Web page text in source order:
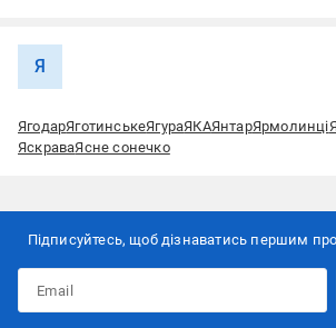
Я
ЯгодарЯготинськеЯгураЯКАЯнтарЯрмолинці
ЯскраваЯсне сонечко
Підписуйтесь, щоб дізнаватись першим про